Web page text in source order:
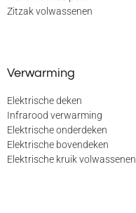
Zitzak volwassenen
Verwarming
Elektrische deken
Infrarood verwarming
Elektrische onderdeken
Elektrische bovendeken
Elektrische kruik volwassenen